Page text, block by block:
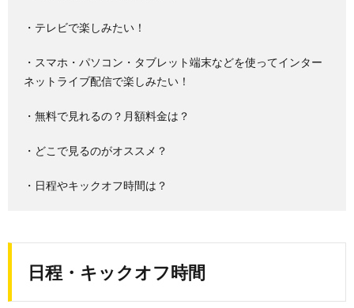
・テレビで楽しみたい！
・スマホ・パソコン・タブレット端末などを使ってインター
ネットライブ配信で楽しみたい！
・無料で見れるの？月額料金は？
・どこで見るのがオススメ？
・日程やキックオフ時間は？
日程・キックオフ時間